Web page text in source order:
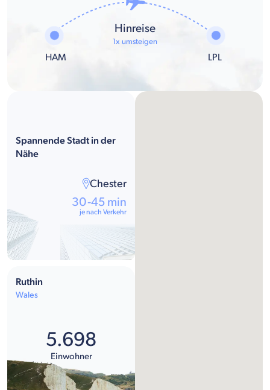
HAM
Hinreise
1x umsteigen
LPL
Spannende Stadt in der
Nähe
Chester
30-45 min
je nach Verkehr
Ruthin
Wales
5.698
Einwohner